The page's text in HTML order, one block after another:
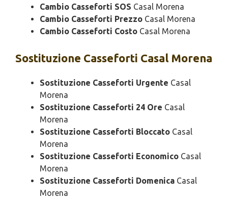
Cambio Casseforti SOS Casal Morena
Cambio Casseforti Prezzo Casal Morena
Cambio Casseforti Costo Casal Morena
Sostituzione Casseforti Casal Morena
Sostituzione Casseforti Urgente Casal
Morena
Sostituzione Casseforti 24 Ore Casal
Morena
Sostituzione Casseforti Bloccato Casal
Morena
Sostituzione Casseforti Economico Casal
Morena
Sostituzione Casseforti Domenica Casal
Morena